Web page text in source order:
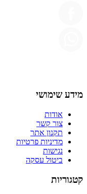
מידע שימושי
אודות
צור קשר
תקנון אתר
מדיניות פרטיות
נגישות
ביטול עסקה
קטגוריות